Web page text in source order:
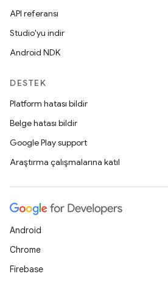
API referansı
Studio'yu indir
Android NDK
DESTEK
Platform hatası bildir
Belge hatası bildir
Google Play support
Araştırma çalışmalarına katıl
Android
Chrome
Firebase